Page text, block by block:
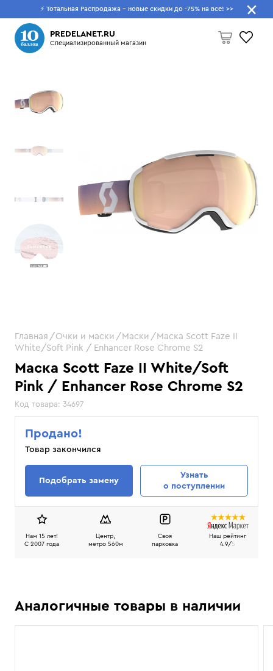
⚡ Тотальная Распродажа - новые скидки до -75% на все! >>
PREDELANET.RU
Специализированный магазин
Пусто
Что будем искать?
Маска Scott Faze II White/Soft
Pink / Enhancer Rose Chrome S2
Код товара: 34697
Главная Очки и маски Маски
Маска Scott Faze II
White/Soft Pink / Enhancer Rose Chrome S2
Продано!
Товар закончился
Подобрать замену
Узнать
о поступлении
Нам 15 лет!
C 2007 года
Центр,
метро 560м
Своя
парковка
Наш рейтинг
4.9/5
Аналогичные товары в наличии